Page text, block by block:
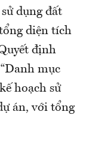
dụng đất
diện tích
định
mục
hoạch sử
án, với tổng